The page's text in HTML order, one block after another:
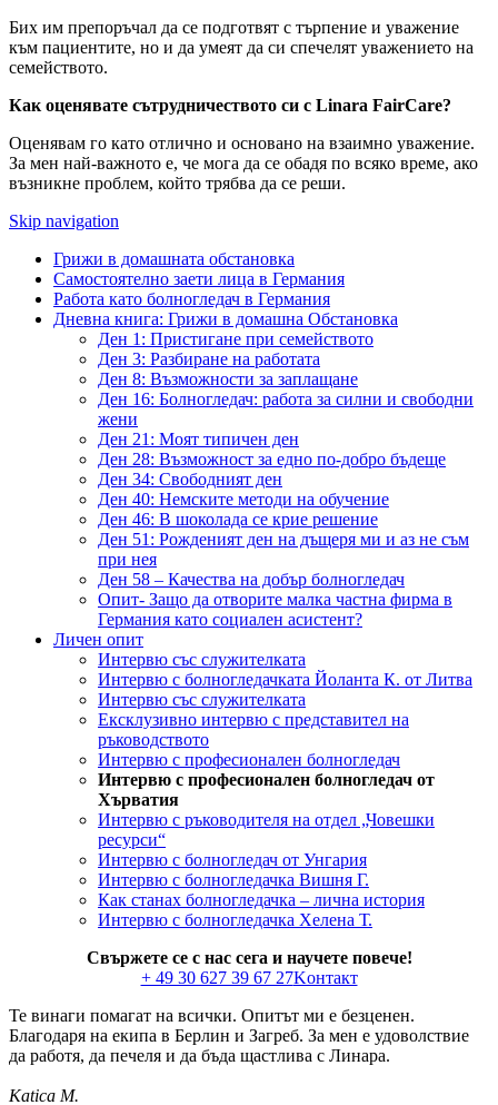
Бих им препоръчал да се подготвят с търпение и уважение
към пациентите, но и да умеят да си спечелят уважението на
семейството.
Как оценявате сътрудничеството си с Linara FairCare?
Оценявам го като отлично и основано на взаимно уважение.
За мен най-важното е, че мога да се обадя по всяко време, ако
възникне проблем, който трябва да се реши.
Skip navigation
Грижи в домашната обстановка
Самостоятелно заети лица в Германия
Работа като болногледач в Германия
Дневна книга: Грижи в домашна Обстановка
Ден 1: Пристигане при семейството
Ден 3: Разбиране на работата
Ден 8: Възможности за заплащане
Ден 16: Болногледач: работа за силни и свободни
жени
Ден 21: Моят типичен ден
Ден 28: Възможност за едно по-добро бъдеще
Ден 34: Свободният ден
Ден 40: Немските методи на обучение
Ден 46: В шоколада се крие решение
Ден 51: Рожденият ден на дъщеря ми и аз не съм
при нея
Ден 58 – Качества на добър болногледач
Опит- Защо да отворите малка частна фирма в
Германия като социален асистент?
Личен опит
Интервю със служителката
Интервю с болногледачката Йоланта К. от Литва
Интервю със служителката
Ексклузивно интервю с представител на
ръководството
Интервю с професионален болногледач
Интервю с професионален болногледач от
Хърватия
Интервю с ръководителя на отдел „Човешки
ресурси“
Интервю с болногледач от Унгария
Интервю с болногледачка Вишня Г.
Как станах болногледачка – лична история
Интервю с болногледачка Хелена Т.
Свържете се с нас сега и научете повече!
+ 49 30 627 39 67 27Kонтакт
Те винаги помагат на всички. Опитът ми е безценен.
Благодаря на екипа в Берлин и Загреб. За мен е удоволствие
да работя, да печеля и да бъда щастлива с Линара.
Katica M.